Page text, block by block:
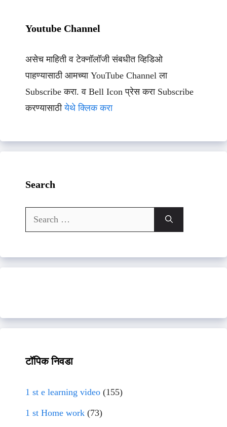
Youtube Channel
असेच माहिती व टेक्नॉलॉजी संबधीत व्हिडिओ
पाहण्यासाठी आमच्या YouTube Channel ला
Subscribe करा. व Bell Icon प्रेस करा Subscribe
करण्यासाठीयेथे क्लिक करा
Search
Search
for:
टॉपिक निवडा
1 st e learning video (155)
1 st Home work (73)